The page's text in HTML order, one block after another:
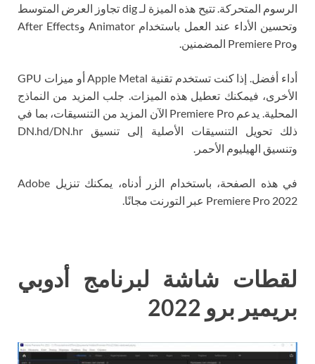
الرسوم المتحركة. تتيح هذه الميزة لـ dig تجاوز العرض المتوسط
​​وتحسين الأداء عند العمل باستخدام Animator وAfter Effects
وPremiere Pro المضمنين.
أداء أفضل. إذا كنت تستخدم تقنية Apple Metal أو ميزات GPU
الأخرى، فيمكنك تعطيل هذه الميزات. جلب المزيد من النماذج
المحلية. يدعم Premiere Pro الآن المزيد من التنسيقات، بما في
ذلك تحويل التنسيقات الأصلية إلى تنسيق DN.hd/DN.hr
وتنسيق الهيليوم الأحمر.
في هذه الصفحة، باستخدام الزر أدناه، يمكنك تنزيل Adobe
Premiere Pro 2022 عبر التورنت مجانًا.
لقطات شاشة لبرنامج أدوبي
بريمير برو 2022